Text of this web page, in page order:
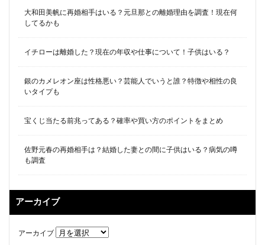
大和田美帆に再婚相手はいる？元旦那との離婚理由を調査！現在何
してるかも
イチローは離婚した？現在の年収や仕事について！子供はいる？
銀のカメレオン座は性格悪い？芸能人でいうと誰？特徴や相性の良
いタイプも
宝くじ当たる前兆ってある？確率や買い方のポイントをまとめ
佐野元春の再婚相手は？結婚した妻との間に子供はいる？病気の噂
も調査
アーカイブ
アーカイブ